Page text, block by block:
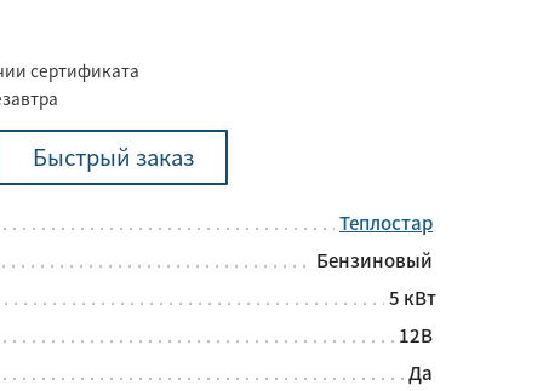
сертификата
Быстрый заказ
Теплостар
Бензиновый
5 кВт
12В
Да